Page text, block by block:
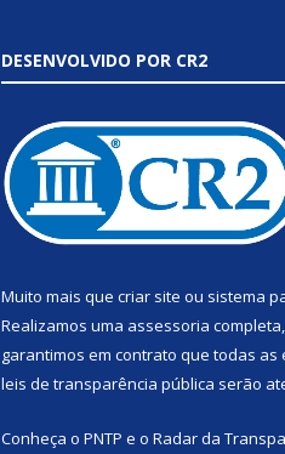
DESENVOLVIDO POR CR2
Muito mais que criar site ou sistema
Realizamos uma assessoria
garantimos em contrato que todas as
leis de transparência pública serão
Conheça o PNTP e o Radar da